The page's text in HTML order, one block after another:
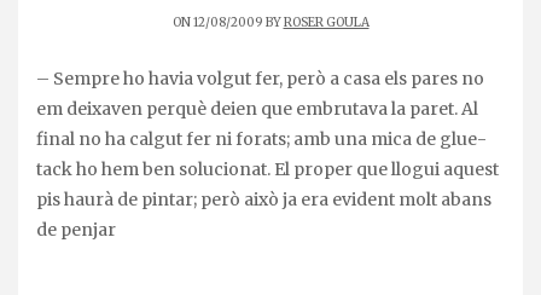
ON 12/08/2009 BYROSER GOULA
– Sempre ho havia volgut fer, però a casa els pares no
em deixaven perquè deien que embrutava la paret. Al
final no ha calgut fer ni forats; amb una mica de glue-
tack ho hem ben solucionat. El proper que llogui aquest
pis haurà de pintar; però això ja era evident molt abans
de penjar